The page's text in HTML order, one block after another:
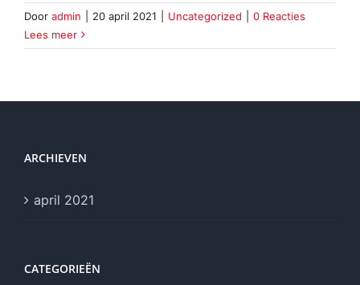
Door admin 20 april 2021 Uncategorized
0 Reacties
Lees meer
ARCHIEVEN
april 2021
CATEGORIEËN